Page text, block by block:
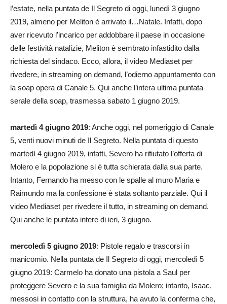
l’estate, nella puntata de Il Segreto di oggi, lunedì 3 giugno
2019, almeno per Meliton è arrivato il…Natale. Infatti, dopo
aver ricevuto l’incarico per addobbare il paese in occasione
delle festività natalizie, Meliton è sembrato infastidito dalla
richiesta del sindaco. Ecco, allora, il video Mediaset per
rivedere, in streaming on demand, l’odierno appuntamento con
la soap opera di Canale 5. Qui anche l’intera ultima puntata
serale della soap, trasmessa sabato 1 giugno 2019.
martedì 4 giugno 2019: Anche oggi, nel pomeriggio di Canale
5, venti nuovi minuti de Il Segreto. Nella puntata di questo
martedì 4 giugno 2019, infatti, Severo ha rifiutato l’offerta di
Molero e la popolazione si è tutta schierata dalla sua parte.
Intanto, Fernando ha messo con le spalle al muro Maria e
Raimundo ma la confessione è stata soltanto parziale. Qui il
video Mediaset per rivedere il tutto, in streaming on demand.
Qui anche le puntata intere di ieri, 3 giugno.
mercoledì 5 giugno 2019: Pistole regalo e trascorsi in
manicomio. Nella puntata de Il Segreto di oggi, mercoledì 5
giugno 2019: Carmelo ha donato una pistola a Saul per
proteggere Severo e la sua famiglia da Molero; intanto, Isaac,
messosi in contatto con la struttura, ha avuto la conferma che,